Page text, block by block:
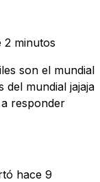
2 minutos
son el mundial
mundial jajaja
responder
hace 9